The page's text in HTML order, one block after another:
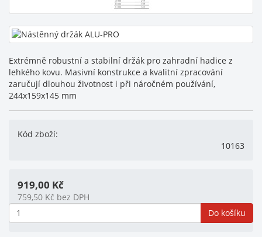
Extrémně robustní a stabilní držák pro zahradní hadice z
lehkého kovu. Masivní konstrukce a kvalitní zpracování
zaručují dlouhou životnost i při náročném používání,
244x159x145 mm
Kód zboží:
10163
919,00 Kč
759,50 Kč bez DPH
Do košíku